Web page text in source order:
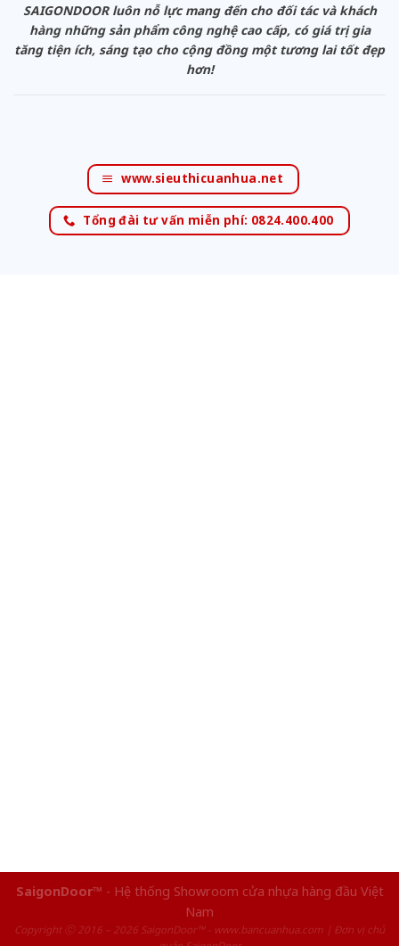
SAIGONDOOR luôn nỗ lực mang đến cho đối tác và khách
hàng những sản phẩm công nghệ cao cấp, có giá trị gia
tăng tiện ích, sáng tạo cho cộng đồng một tương lai tốt đẹp
hơn!
www.sieuthicuanhua.net
Tổng đài tư vấn miễn phí: 0824.400.400
SaigonDoor™ - Hệ thống Showroom cửa nhựa hàng đầu Việt
Nam
Copyright ⓒ 2016 – 2026 SaigonDoor™ - www.bancuanhua.com | Đơn vị chủ